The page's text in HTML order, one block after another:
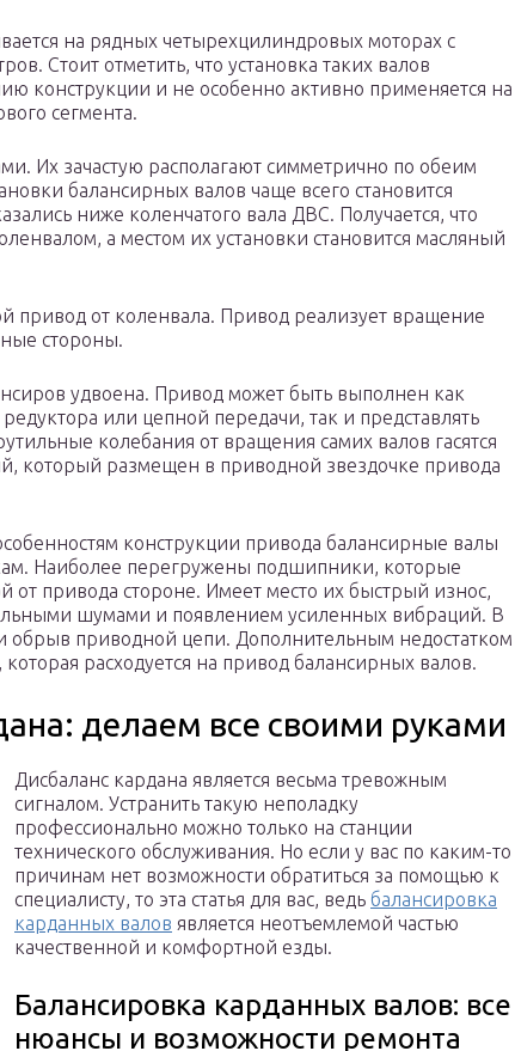
на рядных четырехцилиндровых моторах с
Стоит отметить, что установка таких валов
конструкции и не особенно активно применяется на
сегмента.
Их зачастую располагают симметрично по обеим
балансирных валов чаще всего становится
ниже коленчатого вала ДВС. Получается, что
а местом их установки становится масляный
привод от коленвала. Привод реализует вращение
стороны.
удвоена. Привод может быть выполнен как
или цепной передачи, так и представлять
колебания от вращения самих валов гасятся
который размещен в приводной звездочке привода
конструкции привода балансирные валы
Наиболее перегружены подшипники, которые
от привода стороне. Имеет место их быстрый износ,
шумами и появлением усиленных вибраций. В
обрыв приводной цепи. Дополнительным недостатком
расходуется на привод балансирных валов.
делаем все своими руками
Дисбаланс кардана является весьма тревожным
сигналом. Устранить такую неполадку
профессионально можно только на станции
технического обслуживания. Но если у вас по каким-то
причинам нет возможности обратиться за помощью к
специалисту, то эта статья для вас, ведь балансировка
карданных валов является неотъемлемой частью
качественной и комфортной езды.
Балансировка карданных валов: все
нюансы и возможности ремонта